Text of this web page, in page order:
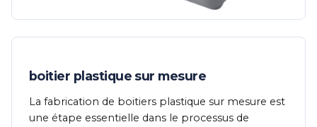
boitier plastique sur mesure
La fabrication de boitiers plastique sur mesure est
une étape essentielle dans le processus de